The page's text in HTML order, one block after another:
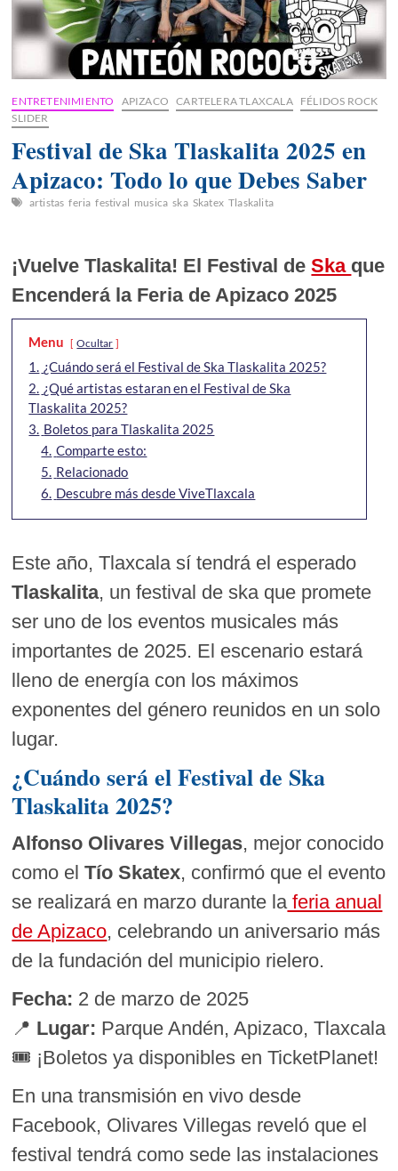
ENTRETENIMIENTO APIZACO CARTELERA TLAXCALA
FÉLIDOS ROCK
SLIDER
Festival de Ska Tlaskalita 2025 en
Apizaco: Todo lo que Debes Saber
artistas feria festival musica ska Skatex Tlaskalita
¡Vuelve Tlaskalita! El Festival deSka que
Encenderá la Feria de Apizaco 2025
Menu Ocultar
1. ¿Cuándo será el Festival de Ska Tlaskalita 2025?
2. ¿Qué artistas estaran en el Festival de Ska
Tlaskalita 2025?
3. Boletos para Tlaskalita 2025
4. Comparte esto:
5. Relacionado
6. Descubre más desde ViveTlaxcala
Este año, Tlaxcala sí tendrá el esperado
Tlaskalita, un festival de ska que promete
ser uno de los eventos musicales más
importantes de 2025. El escenario estará
lleno de energía con los máximos
exponentes del género reunidos en un solo
lugar.
¿Cuándo será el Festival de Ska
Tlaskalita 2025?
Alfonso Olivares Villegas, mejor conocido
como elTío Skatex, confirmó que el evento
se realizará en marzo durante la feria anual
de Apizaco, celebrando un aniversario más
de la fundación del municipio rielero.
Fecha: 2 de marzo de 2025
📍 Lugar: Parque Andén, Apizaco, Tlaxcala
🎟️ ¡Boletos ya disponibles en TicketPlanet!
En una transmisión en vivo desde
Facebook, Olivares Villegas reveló que el
festival tendrá como sede las instalaciones